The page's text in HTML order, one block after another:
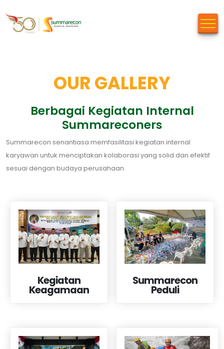
OUR GALLERY
Berbagai Kegiatan Internal
Summareconers
Summarecon senantiasa memfasilitasi kegiatan internal
karyawan untuk menciptakan kolaborasi yang solid dan efektif
sesuai dengan budaya perusahaan.
Kegiatan
Keagamaan
Summarecon
Peduli